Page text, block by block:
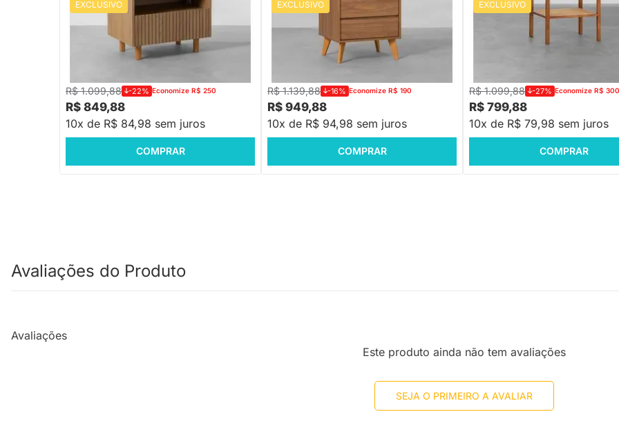
EXCLUSIVO PRONTA ENTREGA
Mesa de Cabeceira Chico 1 Gaveta e 1
Nicho - Olmo
R$ 1.099,88 -22% Economize R$ 250
R$ 849,88
10x de R$ 84,98 sem juros
COMPRAR
EXCLUSIVO
Mesa de Cabeceira Leni 3 Gavetas -
R$ 1.139,88 -16% Economize R$ 190
R$ 949,88
10x de R$ 94,98 sem juros
COMPRAR
EXCLUSIVO PRONTA ENTREGA
Mesa de Cabeceira Zia 1
Natural Canela Tampo Vidro
R$ 1.099,88 -27% Economize R$ 300
R$ 799,88
10x de R$ 79,98 sem juros
COMPRAR
Avaliações do Produto
Avaliações
Este produto ainda não tem avaliações
SEJA O PRIMEIRO A AVALIAR